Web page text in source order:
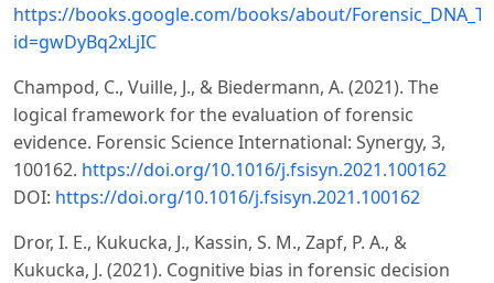
https://books.google.com/books/about/
id=gwDyBq2xLjIC
Champod, C., Vuille, J., & Biedermann, A. (2021). The
logical framework for the evaluation of forensic
evidence. Forensic Science International: Synergy, 3,
100162. https://doi.org/10.1016/j.fsisyn.2021.100162
DOI: https://doi.org/10.1016/j.fsisyn.2021.100162
Dror, I. E., Kukucka, J., Kassin, S. M., Zapf, P. A., &
Kukucka, J. (2021). Cognitive bias in forensic decision